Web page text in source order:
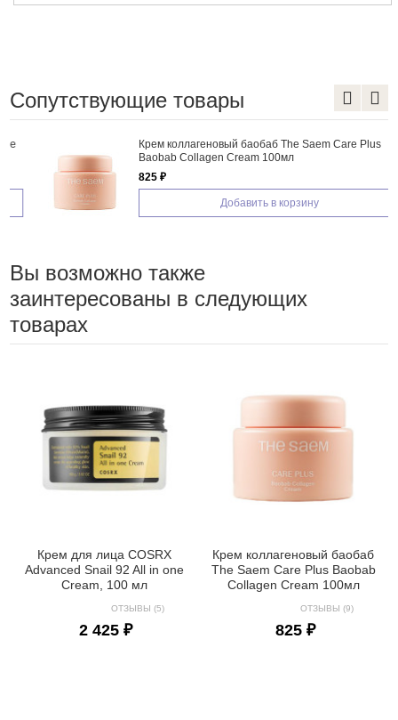
Сопутствующие товары
Крем коллагеновый баобаб The Saem Care Plus
Baobab Collagen Cream 100мл
825 ₽
Добавить в корзину
Вы возможно также
заинтересованы в следующих
товарах
Крем для лица COSRX
Advanced Snail 92 All in one
Cream, 100 мл
ОТЗЫВЫ (5)
2 425 ₽
Крем коллагеновый баобаб
The Saem Care Plus Baobab
Collagen Cream 100мл
ОТЗЫВЫ (9)
825 ₽